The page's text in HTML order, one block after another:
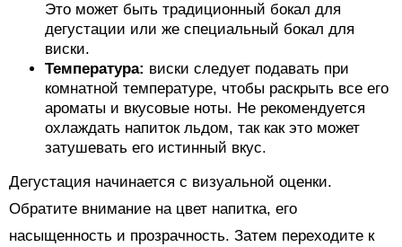
Это может быть традиционный бокал для
дегустации или же специальный бокал для
виски.
Температура: виски следует подавать при
комнатной температуре, чтобы раскрыть все его
ароматы и вкусовые ноты. Не рекомендуется
охлаждать напиток льдом, так как это может
затушевать его истинный вкус.
Дегустация начинается с визуальной оценки.
Обратите внимание на цвет напитка, его
насыщенность и прозрачность. Затем переходите к